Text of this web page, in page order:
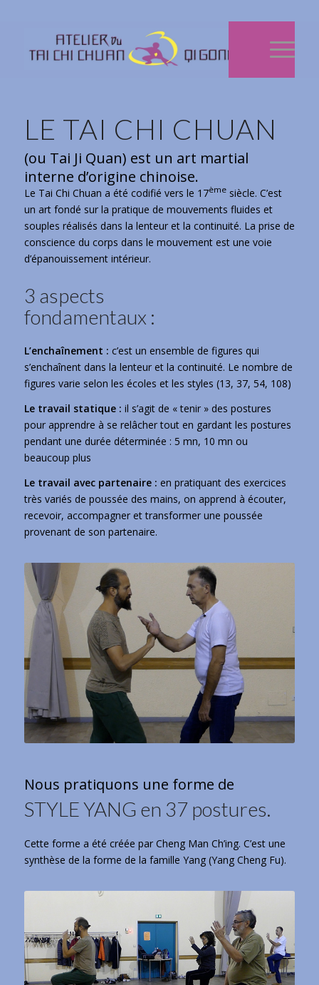
LE TAI CHI CHUAN
(ou Tai Ji Quan) est un art martial
interne d’origine chinoise.
Le Tai Chi Chuan a été codifié vers le 17ème siècle. C’est
un art fondé sur la pratique de mouvements fluides et
souples réalisés dans la lenteur et la continuité. La prise de
conscience du corps dans le mouvement est une voie
d’épanouissement intérieur.
3 aspects
fondamentaux :
L’enchaînement : c’est un ensemble de figures qui
s’enchaînent dans la lenteur et la continuité. Le nombre de
figures varie selon les écoles et les styles (13, 37, 54, 108)
Le travail statique : il s’agit de « tenir » des postures
pour apprendre à se relâcher tout en gardant les postures
pendant une durée déterminée : 5 mn, 10 mn ou
beaucoup plus
Le travail avec partenaire : en pratiquant des exercices
très variés de poussée des mains, on apprend à écouter,
recevoir, accompagner et transformer une poussée
provenant de son partenaire.
Nous pratiquons une forme de
STYLE YANG en 37 postures.
Cette forme a été créée par Cheng Man Ch’ing. C’est une
synthèse de la forme de la famille Yang (Yang Cheng Fu).